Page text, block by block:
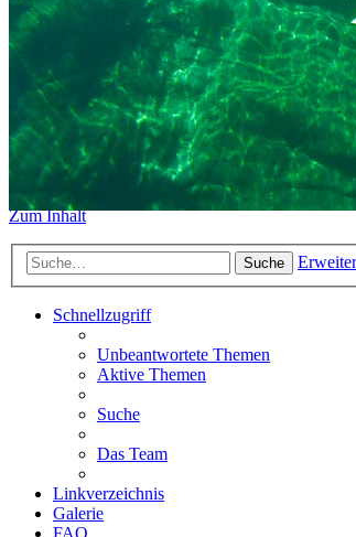
Das alte Forum hier
Sidemount-Forum
Erlebe den Unterschied
Zum Inhalt
Suche
Schnellzugriff
Unbeantwortete Themen
Aktive Themen
Suche
Das Team
Linkverzeichnis
Galerie